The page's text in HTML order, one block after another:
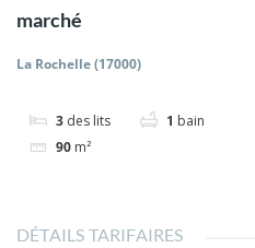
marché
La Rochelle (17000)
3 des lits 1 bain
90 m²
DÉTAILS TARIFAIRES